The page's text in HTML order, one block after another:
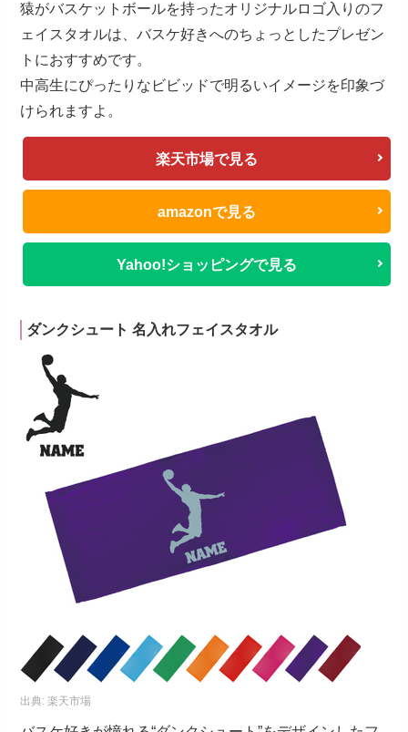
猿がバスケットボールを持ったオリジナルロゴ入りのフ
ェイスタオルは、バスケ好きへのちょっとしたプレゼン
トにおすすめです。
中高生にぴったりなビビッドで明るいイメージを印象づ
けられますよ。
楽天市場で見る
amazonで見る
Yahoo!ショッピングで見る
ダンクシュート 名入れフェイスタオル
出典:楽天市場